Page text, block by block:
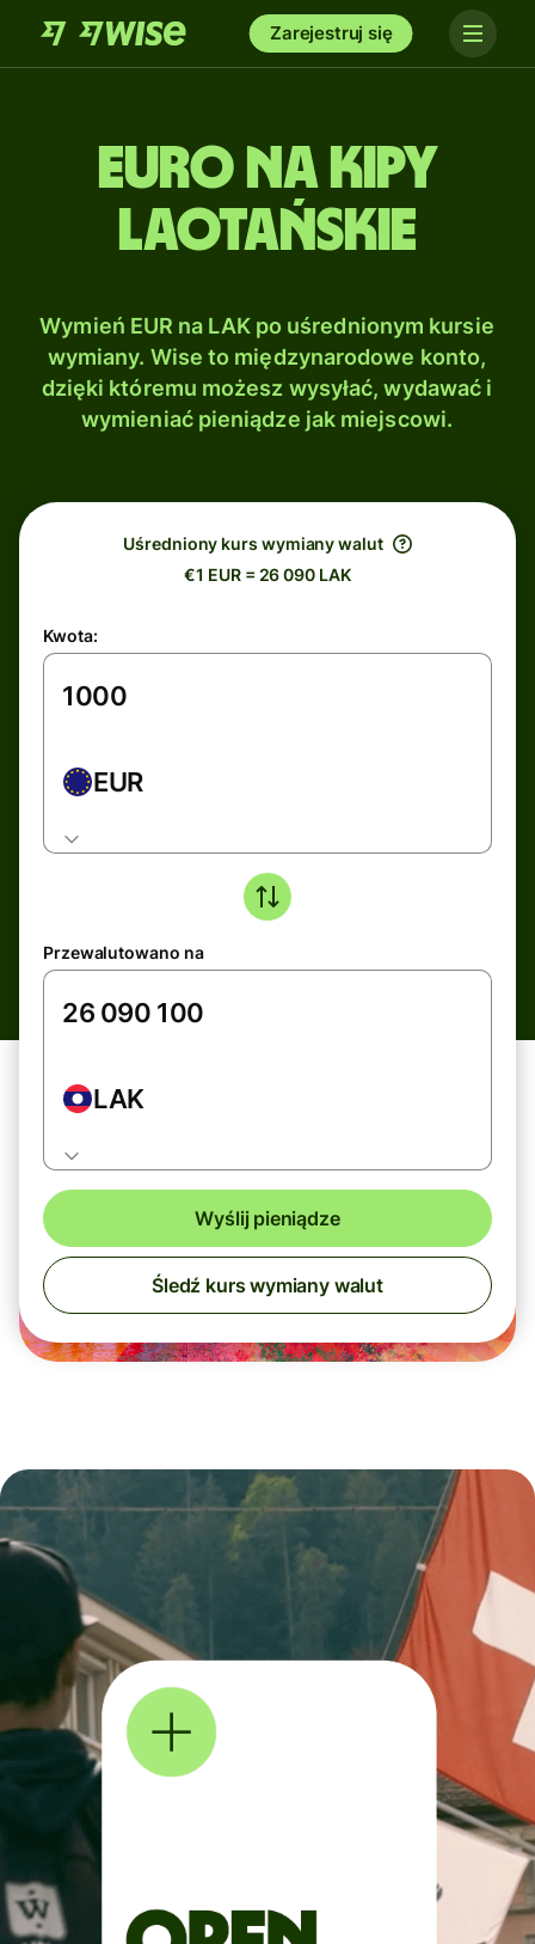
Zarejestruj się
Euro na Kipy
laotańskie
Wymień EUR na LAK po uśrednionym kursie
wymiany. Wise to międzynarodowe konto,
dzięki któremu możesz wysyłać, wydawać i
wymieniać pieniądze jak miejscowi.
Uśredniony kurs wymiany walut
€1 EUR = 26 090 LAK
Kwota:
EUR
Przewalutowano na
LAK
Wyślij pieniądze
Śledź kurs wymiany walut